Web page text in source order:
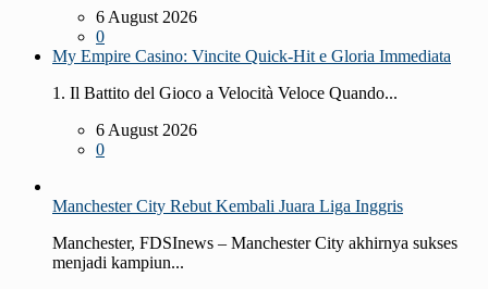
6 August 2026
0
My Empire Casino: Vincite Quick‑Hit e Gloria Immediata
1. Il Battito del Gioco a Velocità Veloce Quando...
6 August 2026
0
Manchester City Rebut Kembali Juara Liga Inggris
Manchester, FDSInews – Manchester City akhirnya sukses
menjadi kampiun...